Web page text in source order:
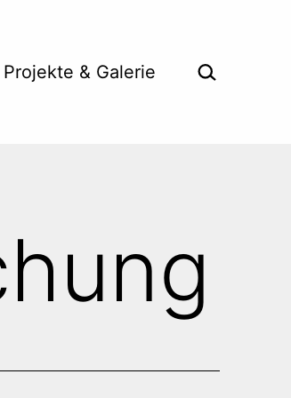
Projekte & Galerie Suche …